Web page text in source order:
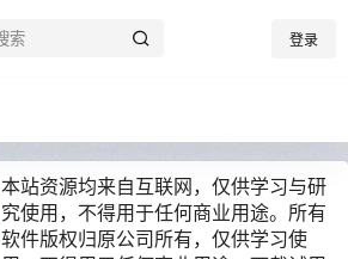
登录
本站资源均来自互联网，仅供学习与研
究使用，不得用于任何商业用途。所有
软件版权归原公司所有，仅供学习使